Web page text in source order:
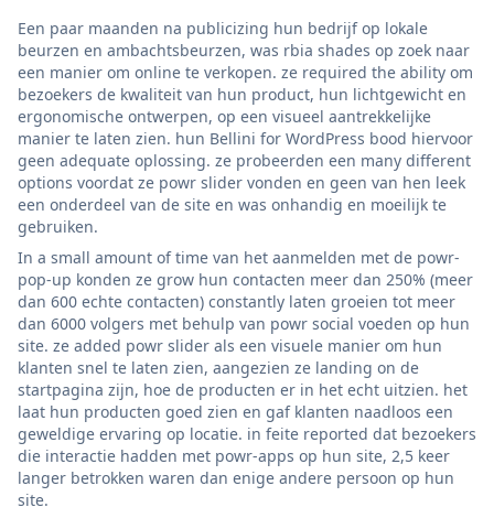
Een paar maanden na publicizing hun bedrijf op lokale
beurzen en ambachtsbeurzen, was rbia shades op zoek naar
een manier om online te verkopen. ze required the ability om
bezoekers de kwaliteit van hun product, hun lichtgewicht en
ergonomische ontwerpen, op een visueel aantrekkelijke
manier te laten zien. hun Bellini for WordPress bood hiervoor
geen adequate oplossing. ze probeerden een many different
options voordat ze powr slider vonden en geen van hen leek
een onderdeel van de site en was onhandig en moeilijk te
gebruiken.
In a small amount of time van het aanmelden met de powr-
pop-up konden ze grow hun contacten meer dan 250% (meer
dan 600 echte contacten) constantly laten groeien tot meer
dan 6000 volgers met behulp van powr social voeden op hun
site. ze added powr slider als een visuele manier om hun
klanten snel te laten zien, aangezien ze landing on de
startpagina zijn, hoe de producten er in het echt uitzien. het
laat hun producten goed zien en gaf klanten naadloos een
geweldige ervaring op locatie. in feite reported dat bezoekers
die interactie hadden met powr-apps op hun site, 2,5 keer
langer betrokken waren dan enige andere persoon op hun
site.